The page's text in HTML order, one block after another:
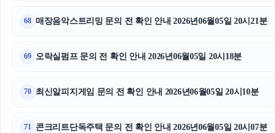
68 매장음악스트리밍 문의 전 확인 안내 2026년06월05일 20시21분
69 오락실펌프 문의 전 확인 안내 2026년06월05일 20시18분
70 최신알피지게임 문의 전 확인 안내 2026년06월05일 20시10분
71 콘크리트단독주택 문의 전 확인 안내 2026년06월05일 20시07분